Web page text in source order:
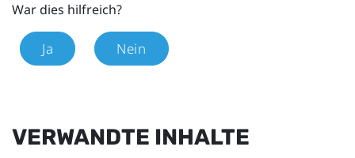
War dies hilfreich?
Ja Nein
VERWANDTE INHALTE